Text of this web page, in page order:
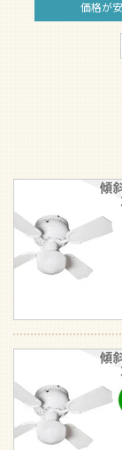
価格が